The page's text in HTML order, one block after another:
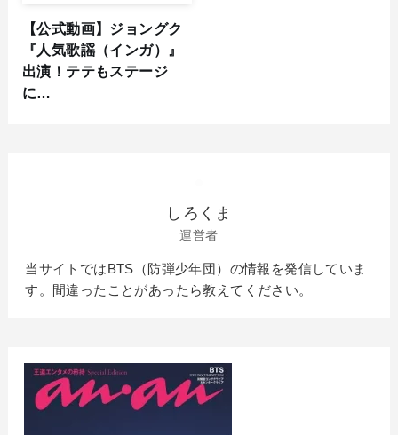
【公式動画】ジョングク
『人気歌謡（インガ）』
出演！テテもステージ
に…
しろくま
運営者
当サイトではBTS（防弾少年団）の情報を発信していま
す。間違ったことがあったら教えてください。